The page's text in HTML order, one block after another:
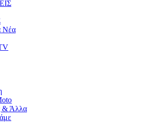
Νέα
& Άλλα